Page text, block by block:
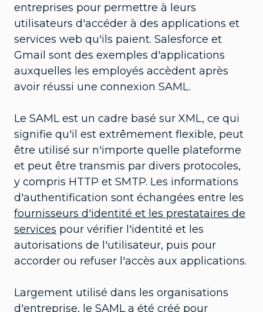
entreprises pour permettre à leurs
utilisateurs d'accéder à des applications et
services web qu'ils paient. Salesforce et
Gmail sont des exemples d'applications
auxquelles les employés accèdent après
avoir réussi une connexion SAML.
Le SAML est un cadre basé sur XML, ce qui
signifie qu'il est extrêmement flexible, peut
être utilisé sur n'importe quelle plateforme
et peut être transmis par divers protocoles,
y compris HTTP et SMTP. Les informations
d'authentification sont échangées entre les
fournisseurs d'identité et les prestataires de
services pour vérifier l'identité et les
autorisations de l'utilisateur, puis pour
accorder ou refuser l'accès aux applications.
Largement utilisé dans les organisations
d'entreprise, le SAML a été créé pour